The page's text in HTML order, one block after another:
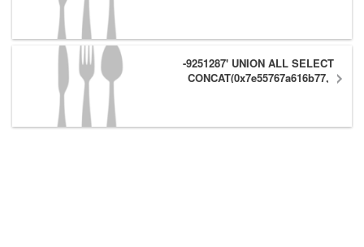
-9251287' UNION ALL SELECT
CONCAT(0x7e55767a616b77,